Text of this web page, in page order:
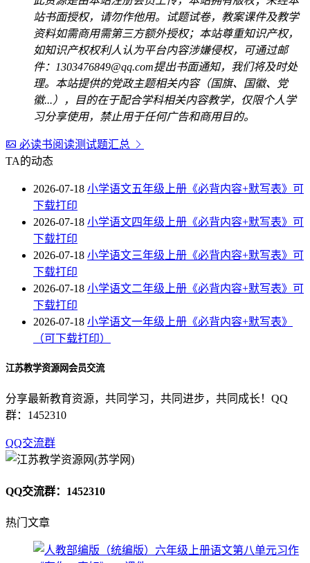
站书面授权，请勿作他用。试题试卷，教案课件及教学
资料如需商用需第三方额外授权；本站尊重知识产权，
如知识产权权利人认为平台内容涉嫌侵权，可通过邮
件：1303476849@qq.com提出书面通知，我们将及时处
理。本站提供的党政主题相关内容（国旗、国徽、党
徽...），目的在于配合学科相关内容教学，仅限个人学
习分享使用，禁止用于任何广告和商用目的。
必读书阅读测试题汇总
TA的动态
2026-07-18 小学语文五年级上册《必背内容+默写表》可
下载打印
2026-07-18 小学语文四年级上册《必背内容+默写表》可
下载打印
2026-07-18 小学语文三年级上册《必背内容+默写表》可
下载打印
2026-07-18 小学语文二年级上册《必背内容+默写表》可
下载打印
2026-07-18 小学语文一年级上册《必背内容+默写表》
（可下载打印）
江苏教学资源网会员交流
分享最新教育资源，共同学习，共同进步，共同成长！QQ
群：1452310
QQ交流群
QQ交流群：1452310
热门文章